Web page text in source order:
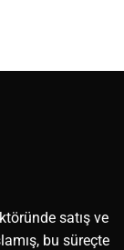
satış ve
bu süreçte